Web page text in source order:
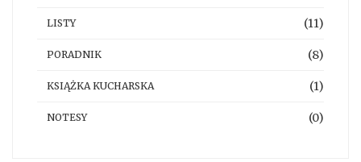
LISTY (11)
PORADNIK (8)
KSIĄŻKA KUCHARSKA (1)
NOTESY (0)